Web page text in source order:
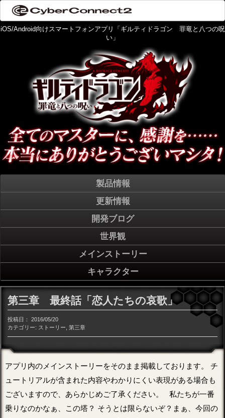
iOS/Android向けスマートフォンアプリ「ギルティドラゴン 罪竜と八つの呪
い」
製品情報
更新情報
開発ブログ
世界観
メインストーリー
キャラクター
第三章 最終話「恋人たちの哀歌」
投稿日：
2016/05/20
カテゴリー: ストーリー 第三章
アプリ内のメインストーリーをそのまま掲載しております。 チ
ュートリアルが含まれた内容やわかりにくい表現がある場合も
ございますので、あらかじめご了承ください。 私たちが一番
乗りなのかなぁ、この塔？ そうとは限らないぞ？まぁ、今回の